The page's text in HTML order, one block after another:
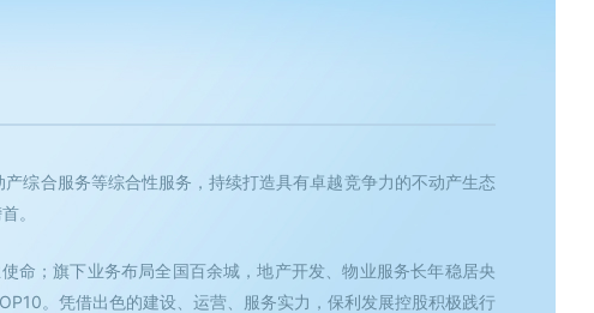
综合服务等综合性服务，持续打造具有卓越竞争力的不动产生态
。
命；旗下业务布局全国百余城，地产开发、物业服务长年稳居央
。凭借出色的建设、运营、服务实力，保利发展控股积极践行